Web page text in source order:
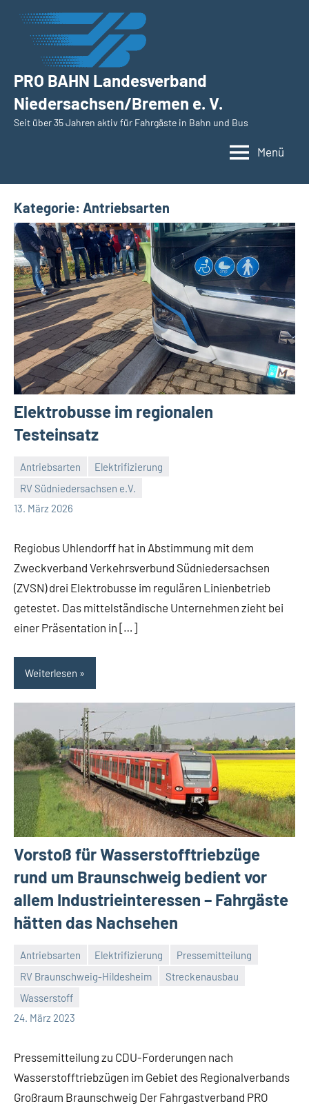
Inhalt
springen
PRO BAHN Landesverband
Niedersachsen/Bremen e. V.
Seit über 35 Jahren aktiv für Fahrgäste in Bahn und Bus
Menü
Kategorie: Antriebsarten
Elektrobusse im regionalen
Testeinsatz
Antriebsarten
Elektrifizierung
RV Südniedersachsen e.V.
13. März 2026
RV
Suedniedersachsen
Keine
Kommentare
Regiobus Uhlendorff hat in Abstimmung mit dem
Zweckverband Verkehrsverbund Südniedersachsen
(ZVSN) drei Elektrobusse im regulären Linienbetrieb
getestet. Das mittelständische Unternehmen zieht bei
einer Präsentation in […]
Weiterlesen
Vorstoß für Wasserstofftriebzüge
rund um Braunschweig bedient vor
allem Industrieinteressen – Fahrgäste
hätten das Nachsehen
Antriebsarten Elektrifizierung
Pressemitteilung
RV Braunschweig-Hildesheim
Streckenausbau
Wasserstoff
24. März 2023
Malte
Diehl
Keine
Kommentare
Pressemitteilung zu CDU-Forderungen nach
Wasserstofftriebzügen im Gebiet des Regionalverbands
Großraum Braunschweig Der Fahrgastverband PRO